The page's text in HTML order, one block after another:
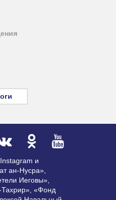
и
ан-Нусра»,
Иеговы»,
Тахрир», «Фонд